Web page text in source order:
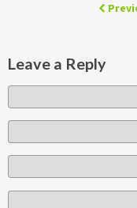
Leave a Reply